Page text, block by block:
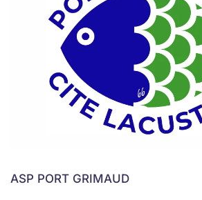
ASP PORT GRIMAUD